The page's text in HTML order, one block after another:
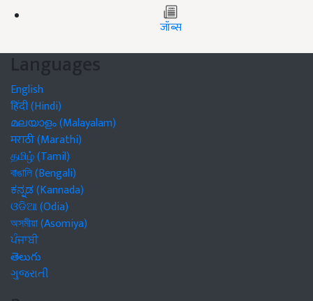
जॉब्स
Languages
English
हिंदी (Hindi)
മലയാളം (Malayalam)
मराठी (Marathi)
தமிழ் (Tamil)
বাঙালি (Bengali)
ಕನ್ನಡ (Kannada)
ଓଡିଆ (Odia)
অসমীয়া (Asomiya)
ਪੰਜਾਬੀ
తెలుగు
ગુજરાતી